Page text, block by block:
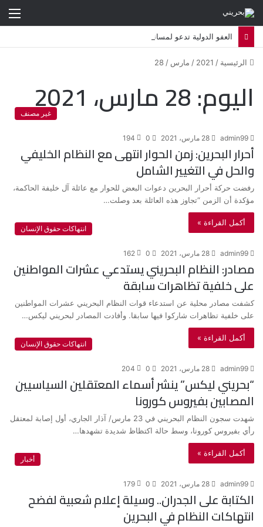
الرئيسية /
2021
/ مارس /
28
اليوم:28 مارس، 2021 غير مصنف
admin99 28 مارس، 2021 0
194
أحرار البحرين: زمن الحوار انتهى مع النظام الخليفي
والحل في التغيير الشامل
رفضت حركة أحرار البحرين دعوات البعض للحوار مع عائلة آل خليفة الحاكمة،
مؤكدة أن الزمن “تجاوز هذه العائلة بعد وصلت…
أكمل القراءة »
انتهاكات حقوق الإنسان
admin99 28 مارس، 2021 0
162
مصادر: النظام البحريني يستدعي عشرات المواطنين
على خلفية تظاهرات سابقة
كشفت مصادر محلية عن استدعاء قوات النظام البحريني عشرات المواطنين
على خلفية تظاهرات شاركوا فيها سابقا. وأفادت المصادر لبحريني ليكس…
أكمل القراءة »
انتهاكات حقوق الإنسان
admin99 28 مارس، 2021 0
204
“بحريني ليكس” ينشر أسماء المعتقلين السياسيين
المصابين بفيروس كورونا
شهدت سجون النظام البحريني في 23 مارس/ آذار الجاري، أول إصابة لمعتقل
رأي بفيروس كورونا، وسط حالة اكتظاظ شديدة تشهدها…
أكمل القراءة »
أخبار
admin99 28 مارس، 2021 0
179
الكتابة على الجدران.. وسيلة إعلام شعبية لفضح
انتهاكات النظام في البحرين